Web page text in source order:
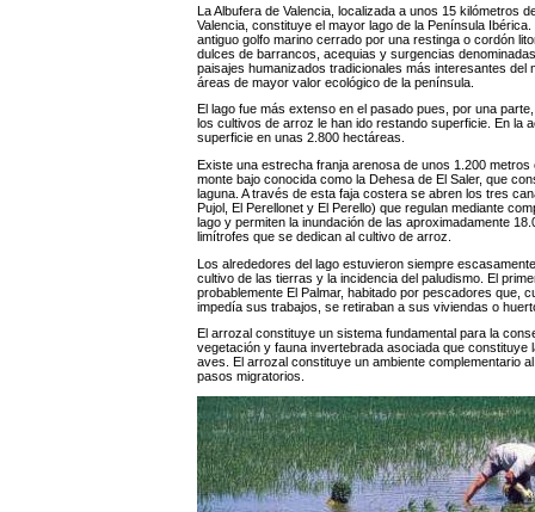
La Albufera de Valencia, localizada a unos 15 kilómetros
Valencia, constituye el mayor lago de la Península
antiguo golfo marino cerrado por una restinga o cordón
dulces de barrancos, acequias y surgencias
paisajes humanizados tradicionales más interesantes del
áreas de mayor valor ecológico de la península.
El lago fue más extenso en el pasado pues, por una
los cultivos de arroz le han ido restando superficie. En la
superficie en unas 2.800 hectáreas.
Existe una estrecha franja arenosa de unos 1.200
monte bajo conocida como la Dehesa de El Saler, que
laguna. A través de esta faja costera se abren los tres
Pujol, El Perellonet y El Perello) que regulan mediante
lago y permiten la inundación de las aproximadamente
limítrofes que se dedican al cultivo de arroz.
Los alrededores del lago estuvieron siempre
cultivo de las tierras y la incidencia del paludismo. El
probablemente El Palmar, habitado por pescadores que,
impedía sus trabajos, se retiraban a sus viviendas o
El arrozal constituye un sistema fundamental para la
vegetación y fauna invertebrada asociada que
aves. El arrozal constituye un ambiente complementario
pasos migratorios.